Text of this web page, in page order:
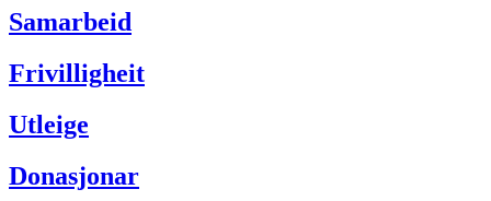
Samarbeid
Frivilligheit
Utleige
Donasjonar